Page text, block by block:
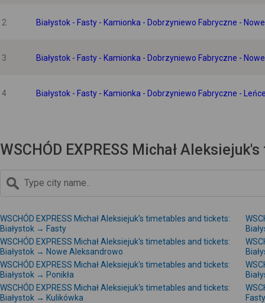
2 Białystok - Fasty - Kamionka - Dobrzyniewo Fabryczne -
3 Białystok - Fasty - Kamionka - Dobrzyniewo Fabryczne -
4 Białystok - Fasty - Kamionka - Dobrzyniewo Fabryczne -
WSCHÓD EXPRESS Michał
WSCHÓD EXPRESS Michał Aleksiejuk's timetables and tickets:
Białystok → Fasty
WSCHÓD EXPRESS Michał Aleksiejuk's timetables and tickets:
Białystok → Nowe Aleksandrowo
WSCHÓD EXPRESS Michał Aleksiejuk's timetables and tickets:
Białystok → Ponikła
WSCHÓD EXPRESS Michał Aleksiejuk's timetables and tickets:
Białystok → Kulikówka